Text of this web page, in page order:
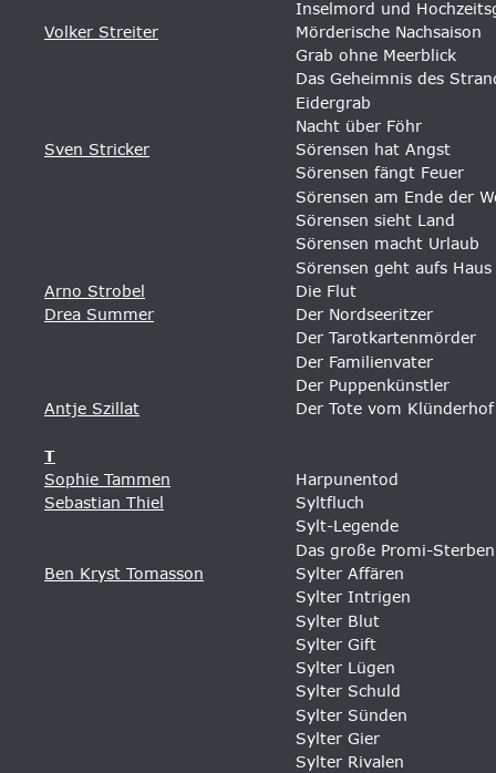
Inselmord und
Volker Streiter
Mörderische Nachsaison
Grab ohne Meerblick
Das Geheimnis des
Eidergrab
Nacht über Föhr
Sven Stricker
Sörensen hat Angst
Sörensen fängt Feuer
Sörensen am Ende der
Sörensen sieht Land
Sörensen macht Urlaub
Sörensen geht aufs Haus
Arno Strobel
Die Flut
Drea Summer
Der Nordseeritzer
Der Tarotkartenmörder
Der Familienvater
Der Puppenkünstler
Antje Szillat
Der Tote vom Klünderhof
T
Sophie Tammen
Harpunentod
Sebastian Thiel
Syltfluch
Sylt-Legende
Das große Promi-Sterben
Ben Kryst Tomasson
Sylter Affären
Sylter Intrigen
Sylter Blut
Sylter Gift
Sylter Lügen
Sylter Schuld
Sylter Sünden
Sylter Gier
Sylter Rivalen